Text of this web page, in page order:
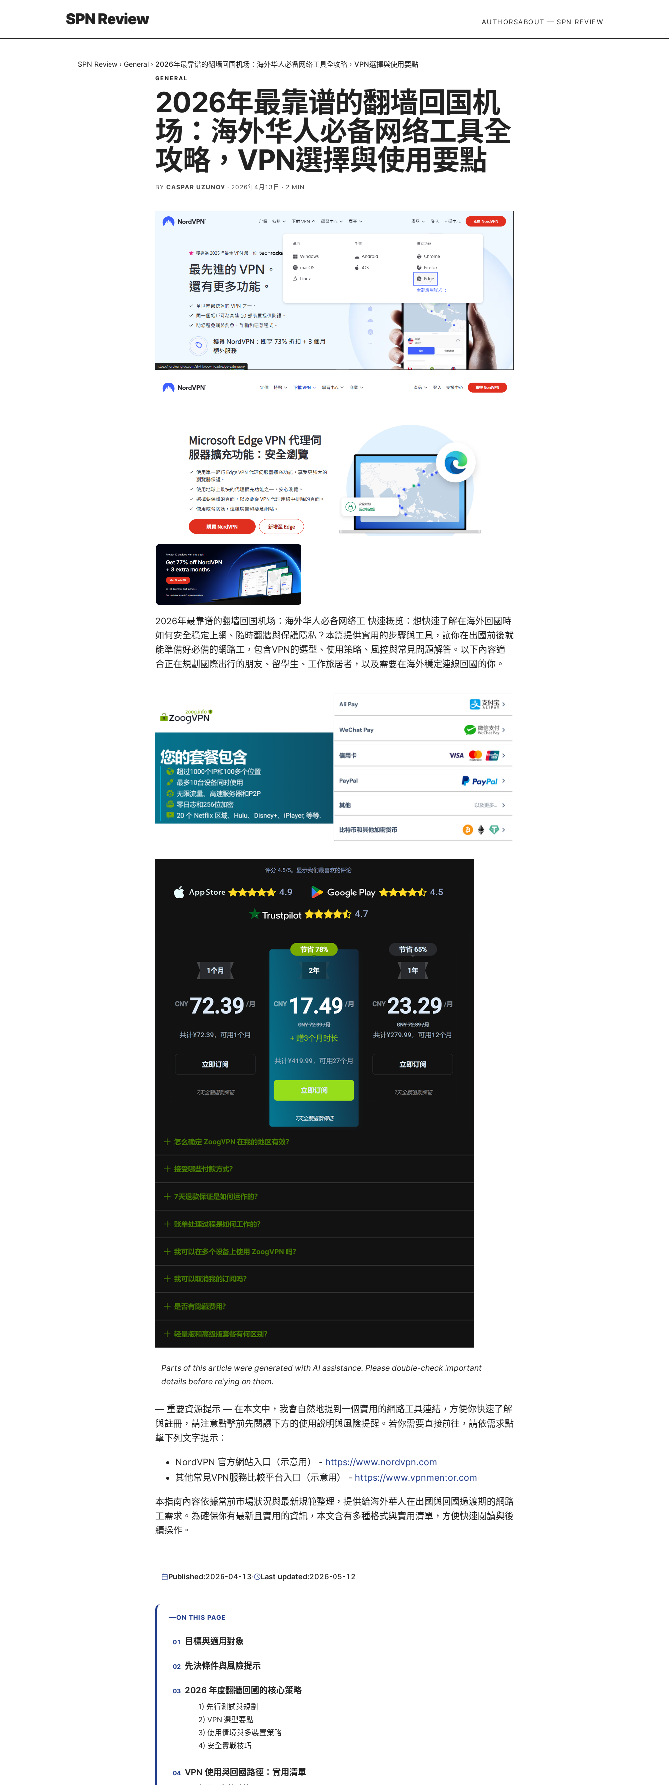
SPN Review AUTHORSABOUT — SPN REVIEW
SPN Review › General › 2026年最靠谱的翻墙回国机场：海外华人必备网络工具全攻略，VPN選擇與使用要點
GENERAL
2026年最靠谱的翻墙回国机
场：海外华人必备网络工具全
攻略，VPN選擇與使用要點
BY CASPAR UZUNOV · 2026年4月13日 · 2 MIN
2026年最靠谱的翻墙回国机场：海外华人必备网络工 快速概览：想快速了解在海外回國時
如何安全穩定上網、隨時翻牆與保護隱私？本篇提供實用的步驟與工具，讓你在出國前後就
能準備好必備的網路工，包含VPN的選型、使用策略、風控與常見問題解答。以下內容適
合正在規劃國際出行的朋友、留學生、工作旅居者，以及需要在海外穩定連線回國的你。
Parts of this article were generated with AI assistance. Please double-check important
details before relying on them.
— 重要資源提示 — 在本文中，我會自然地提到一個實用的網路工具連結，方便你快速了解
與註冊，請注意點擊前先閱讀下方的使用說明與風險提醒。若你需要直接前往，請依需求點
擊下列文字提示：
NordVPN 官方網站入口（示意用） - https://www.nordvpn.com
其他常見VPN服務比較平台入口（示意用） - https://www.vpnmentor.com
本指南內容依據當前市場狀況與最新規範整理，提供給海外華人在出國與回國過渡期的網路
工需求。為確保你有最新且實用的資訊，本文含有多種格式與實用清單，方便快速閱讀與後
續操作。
Published:2026-04-13· Last updated:2026-05-12
ON THIS PAGE
目標與適用對象
先決條件與風險提示
2026 年度翻牆回國的核心策略
1) 先行測試與規劃
2) VPN 選型要點
3) 使用情境與多裝置策略
4) 安全實戰技巧
VPN 使用與回國路徑：實用清單